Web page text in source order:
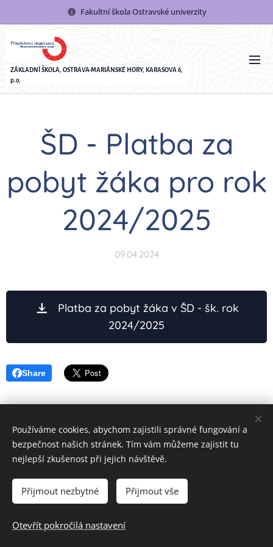
Fakultní škola Ostravské univerzity
ZÁKLADNÍ ŠKOLA, OSTRAVA-MARIÁNSKÉ HORY, KARASOVA 6,
p.o.
ŠD - Platba za
pobyt žáka pro rok
2024/2025
09.04.2024
Platba za pobyt žáka v ŠD - šk. rok
2024/2025
Share
©2026 Základní škola Ostrava Mariánské Hory, Karasova 6,
příspěvková organizace
Karasova 300/6, 709 00 Ostrava - Mariánské Hory je
příspěvkovou organizací zřizovanou Moravskoslezským krajem
Vytvořeno službou
Používáme cookies, abychom zajistili správné fungování a
bezpečnost našich stránek. Tím vám můžeme zajistit tu
nejlepší zkušenost při jejich návštěvě.
Přijmout nezbytné Přijmout vše
Otevřít pokročilá nastavení